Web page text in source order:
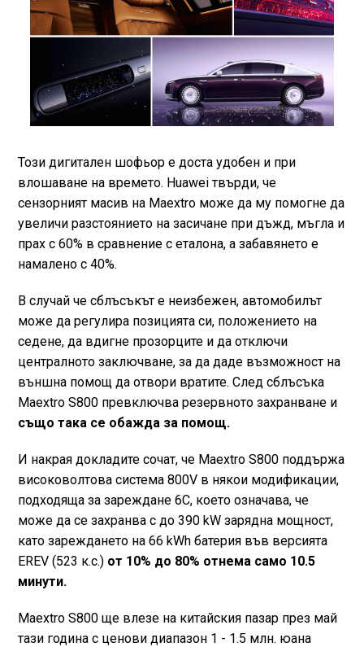
Този дигитален шофьор е доста удобен и при
влошаване на времето. Huawei твърди, че
сензорният масив на Maextro може да му помогне да
увеличи разстоянието на засичане при дъжд, мъгла и
прах с 60% в сравнение с еталона, а забавянето е
намалено с 40%.
В случай че сблъсъкът е неизбежен, автомобилът
може да регулира позицията си, положението на
седене, да вдигне прозорците и да отключи
централното заключване, за да даде възможност на
външна помощ да отвори вратите. След сблъсъка
Maextro S800 превключва резервното захранване и
също така се обажда за помощ.
И накрая докладите сочат, че Maextro S800 поддържа
високоволтова система 800V в някои модификации,
подходяща за зареждане 6C, което означава, че
може да се захранва с до 390 kW зарядна мощност,
като зареждането на 66 kWh батерия във версията
EREV (523 к.с.) от 10% до 80% отнема само 10.5
минути.
Maextro S800 ще влезе на китайския пазар през май
тази година с ценови диапазон 1 - 1.5 млн. юана